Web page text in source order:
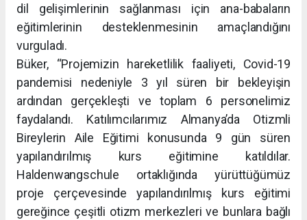
dil gelişimlerinin sağlanması için ana-babaların
eğitimlerinin desteklenmesinin amaçlandığını
vurguladı.
Büker, “Projemizin hareketlilik faaliyeti, Covid-19
pandemisi nedeniyle 3 yıl süren bir bekleyişin
ardından gerçekleşti ve toplam 6 personelimiz
faydalandı. Katılımcılarımız Almanya’da Otizmli
Bireylerin Aile Eğitimi konusunda 9 gün süren
yapılandırılmış kurs eğitimine katıldılar.
Haldenwangschule ortaklığında yürüttüğümüz
proje çerçevesinde yapılandırılmış kurs eğitimi
gereğince çeşitli otizm merkezleri ve bunlara bağlı